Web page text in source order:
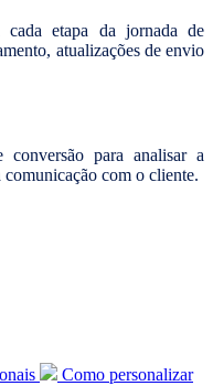
cada etapa da jornada de
atualizações de envio
para analisar a
com o cliente.
Como personalizar